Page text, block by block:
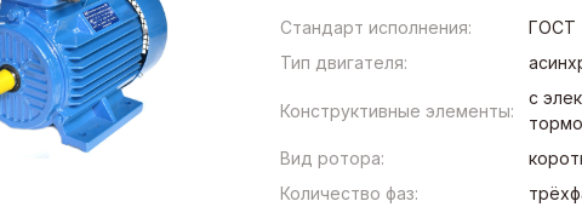
Стандарт исполнения:
ГОСТ
Тип двигателя:
Конструктивные элементы:
с
Вид ротора:
Количество фаз: